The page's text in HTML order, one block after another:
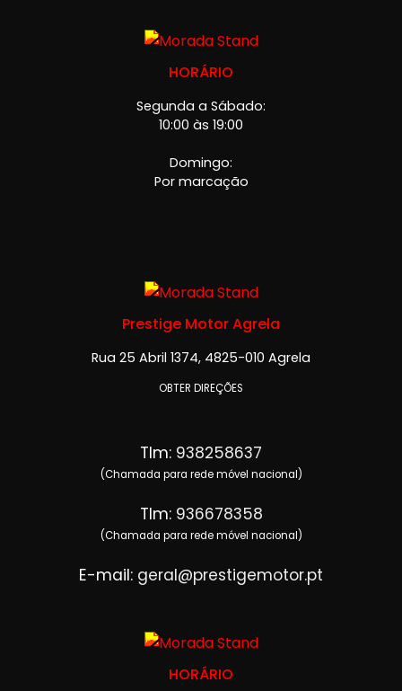
HORÁRIO
Segunda a Sábado:
10:00 às 19:00
Domingo:
Por marcação
Prestige Motor Agrela
Rua 25 Abril 1374, 4825-010 Agrela
OBTER DIREÇÕES
Tlm: 938258637
(Chamada para rede móvel nacional)
Tlm: 936678358
(Chamada para rede móvel nacional)
E-mail: geral@prestigemotor.pt
HORÁRIO